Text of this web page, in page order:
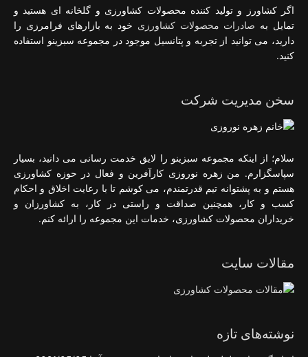
اگر کشاورز و تولید کننده محصولات کشاورزی و گلخانه ای هستید و
تمایل به صادرات محصولات کشاورزی خود به بازارهای فرامرزی را
دارید، می توانید از تجربه و پتانسیل موجود در مجموعه سبزینو استفاده
کنید.
سخن مدیریت شرکت
سلام؛ از اینکه مجموعه سبزینو را لایق خدمت رسانی می دانید، بسیار
سپاسگزارم. من زهره نوروزی کارآفرین و فعال در حوزه کشاورزی
هستم و به پشتوانه تیم قدرتمندم، می کوشم تا با رعایت اخلاق و احکام
کسب و کار، همچنین صداقت و راستی در کار، به کشاورزان و
خریداران محصولات کشاورزی، خدمات این مجموعه را ارائه کنم.
مقالات سایت
نوشته‌های تازه